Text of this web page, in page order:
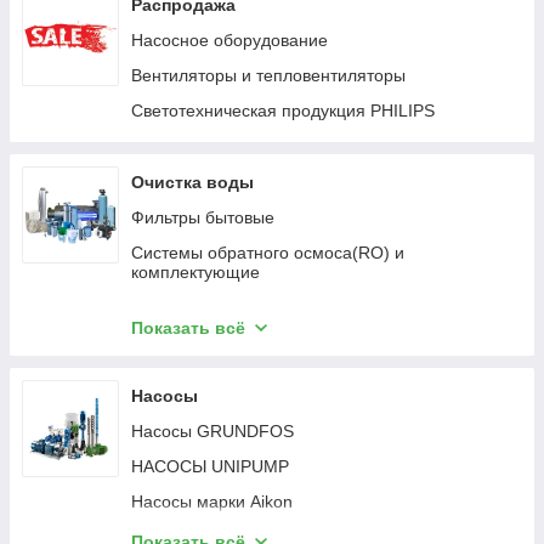
Распродажа
Насосное оборудование
Вентиляторы и тепловентиляторы
Светотехническая продукция PHILIPS
Очистка воды
Фильтры бытовые
Системы обратного осмоса(RO) и
комплектующие
стали
Фильтры механической очистки
Клапана и блоки управления RUNXIN
Фильтры моноблочного типа
Засыпные фильтры "Дельфин"
Показать всё
Насосы
Насосы GRUNDFOS
НАСОСЫ UNIPUMP
Насосы марки Aikon
Насосы марки Wilo